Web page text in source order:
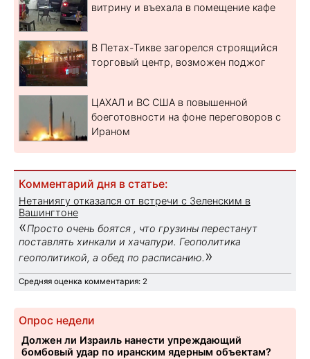
витрину и въехала в помещение кафе
В Петах-Тикве загорелся строящийся
торговый центр, возможен поджог
ЦАХАЛ и ВС США в повышенной
боеготовности на фоне переговоров с
Ираном
Комментарий дня в статье:
Нетаниягу отказался от встречи с Зеленским в
Вашингтоне
«Просто очень боятся , что грузины перестанут
поставлять хинкали и хачапури. Геополитика
геополитикой, а обед по расписанию. »
Средняя оценка комментария: 2
Опрос недели
Должен ли Израиль нанести упреждающий
бомбовый удар по иранским ядерным объектам?